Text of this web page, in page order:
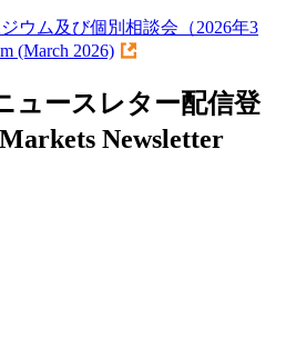
ウム及び個別相談会（2026年3
(March 2026)
ュースレター配信登
Newsletter